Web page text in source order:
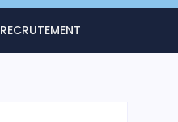
RECRUTEMENT